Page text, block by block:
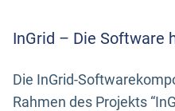
InGrid – Die Software
Die InGrid-
Rahmen des Projekts